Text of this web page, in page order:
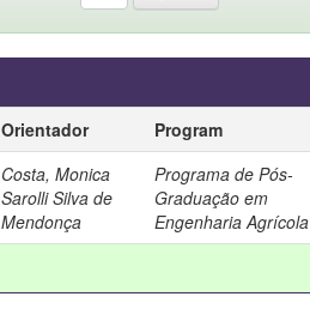
Orientador Program
Costa, Monica
Sarolli Silva de
Mendonça
Programa de Pós-
Graduação em
Engenharia Agrícola